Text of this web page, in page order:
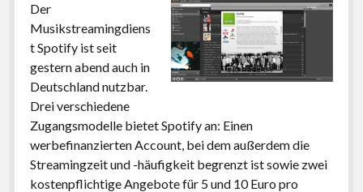
twitterinstagram
youtube
twitch
Der
Musikstreamingdiens
t Spotify ist seit
gestern abend auch in
Deutschland nutzbar.
Drei verschiedene
Zugangsmodelle bietet Spotify an: Einen
werbefinanzierten Account, bei dem außerdem die
Streamingzeit und -häufigkeit begrenzt ist sowie zwei
kostenpflichtige Angebote für 5 und 10 Euro pro